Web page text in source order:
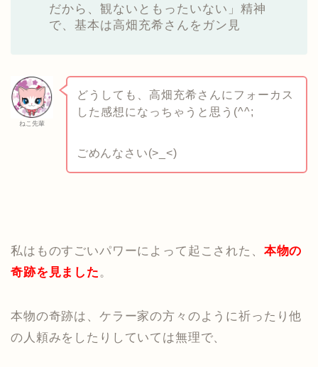
だから、観ないともったいない」精神
で、基本は高畑充希さんをガン見
ねこ先輩
どうしても、高畑充希さんにフォーカス
した感想になっちゃうと思う(^^;
ごめんなさい(>_<)
私はものすごいパワーによって起こされた、 本物の
奇跡を見ました。
本物の奇跡は、ケラー家の方々のように祈ったり他
の人頼みをしたりしていては無理で、